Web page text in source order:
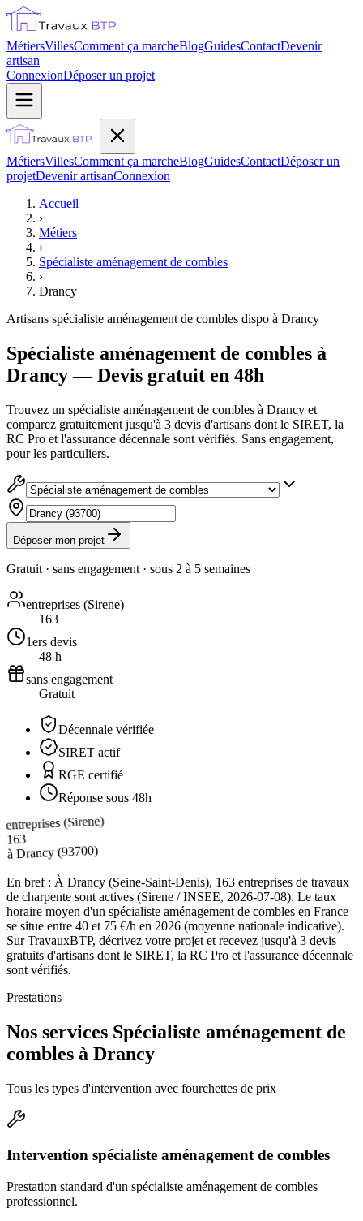
MétiersVillesComment ça marcheBlogGuidesContactDevenir
artisan
ConnexionDéposer un projet
MétiersVillesComment ça marcheBlogGuidesContactDéposer un
projetDevenir artisanConnexion
Accueil
›
Métiers
›
Spécialiste aménagement de combles
›
Drancy
Artisans spécialiste aménagement de combles dispo à Drancy
Spécialiste aménagement de combles à
Drancy — Devis gratuit en 48h
Trouvez un spécialiste aménagement de combles à Drancy et
comparez gratuitement jusqu'à 3 devis d'artisans dont le SIRET, la
RC Pro et l'assurance décennale sont vérifiés. Sans engagement,
pour les particuliers.
Déposer mon projet
Gratuit · sans engagement · sous 2 à 5 semaines
entreprises (Sirene)
163
1ers devis
48 h
sans engagement
Gratuit
Décennale vérifiée
SIRET actif
RGE certifié
Réponse sous 48h
entreprises (Sirene)
163
àDrancy(93700)
En bref : À Drancy (Seine-Saint-Denis), 163 entreprises de travaux
de charpente sont actives (Sirene / INSEE, 2026-07-08). Le taux
horaire moyen d'un spécialiste aménagement de combles en France
se situe entre 40 et 75 €/h en 2026 (moyenne nationale indicative).
Sur TravauxBTP, décrivez votre projet et recevez jusqu'à 3 devis
gratuits d'artisans dont le SIRET, la RC Pro et l'assurance décennale
sont vérifiés.
Prestations
Nos services Spécialiste aménagement de
combles à Drancy
Tous les types d'intervention avec fourchettes de prix
Intervention spécialiste aménagement de combles
Prestation standard d'un spécialiste aménagement de combles
professionnel.